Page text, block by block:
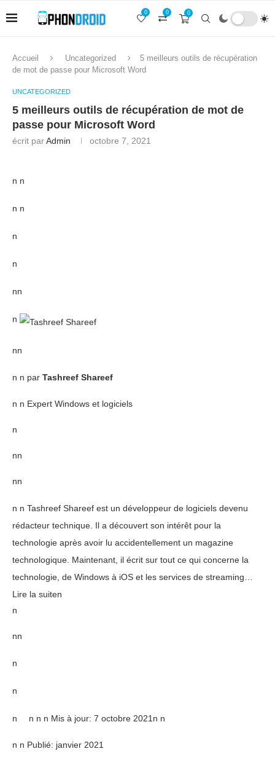
0
0
0
Accueil Uncategorized
5 meilleurs outils de récupération
de mot de passe pour Microsoft Word
UNCATEGORIZED
5 meilleurs outils de récupération de mot de
passe pour Microsoft Word
écrit parAdmin octobre 7, 2021
n n
n n
n
n
nn
n
nn
n n par Tashreef Shareef
n n Expert Windows et logiciels
n
nn
nn
n n Tashreef Shareef est un développeur de logiciels devenu
rédacteur technique. Il a découvert son intérêt pour la
technologie après avoir lu accidentellement un magazine
technologique. Maintenant, il écrit sur tout ce qui concerne la
technologie, de Windows à iOS et les services de streaming…
Lire la suiten
n
nn
n
n
n n n n Mis à jour: 7 octobre 2021 n n
n n Publié: janvier 2021